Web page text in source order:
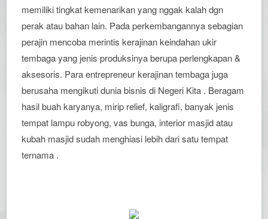
memiliki tingkat kemenarikan yang nggak kalah dgn
perak atau bahan lain. Pada perkembangannya sebagian
perajin mencoba merintis kerajinan keindahan ukir
tembaga yang jenis produksinya berupa perlengkapan &
aksesoris. Para entrepreneur kerajinan tembaga juga
berusaha mengikuti dunia bisnis di Negeri Kita . Beragam
hasil buah karyanya, mirip relief, kaligrafi, banyak jenis
tempat lampu robyong, vas bunga, interior masjid atau
kubah masjid sudah menghiasi lebih dari satu tempat
ternama .